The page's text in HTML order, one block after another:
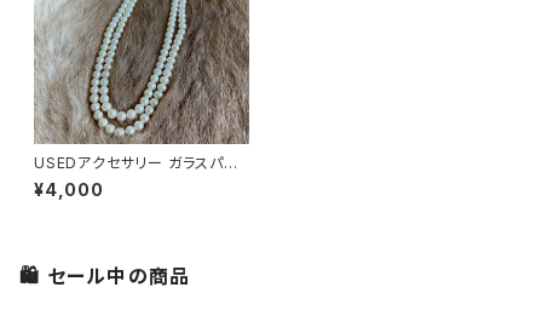
USEDアクセサリー ガラスパー
ル ロングネックレス
¥4,000
🛍 セール中の商品